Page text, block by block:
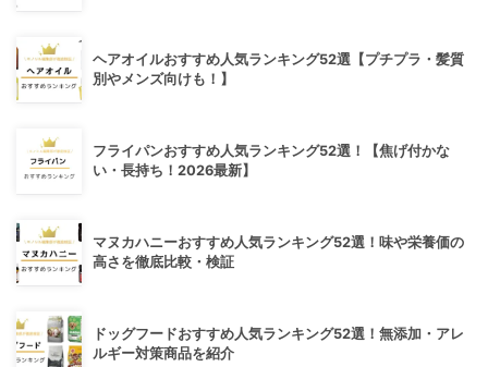
ヘアオイルおすすめ人気ランキング52選【プチプラ・髪質
別やメンズ向けも！】
フライパンおすすめ人気ランキング52選！【焦げ付かな
い・長持ち！2026最新】
マヌカハニーおすすめ人気ランキング52選！味や栄養価の
高さを徹底比較・検証
ドッグフードおすすめ人気ランキング52選！無添加・アレ
ルギー対策商品を紹介